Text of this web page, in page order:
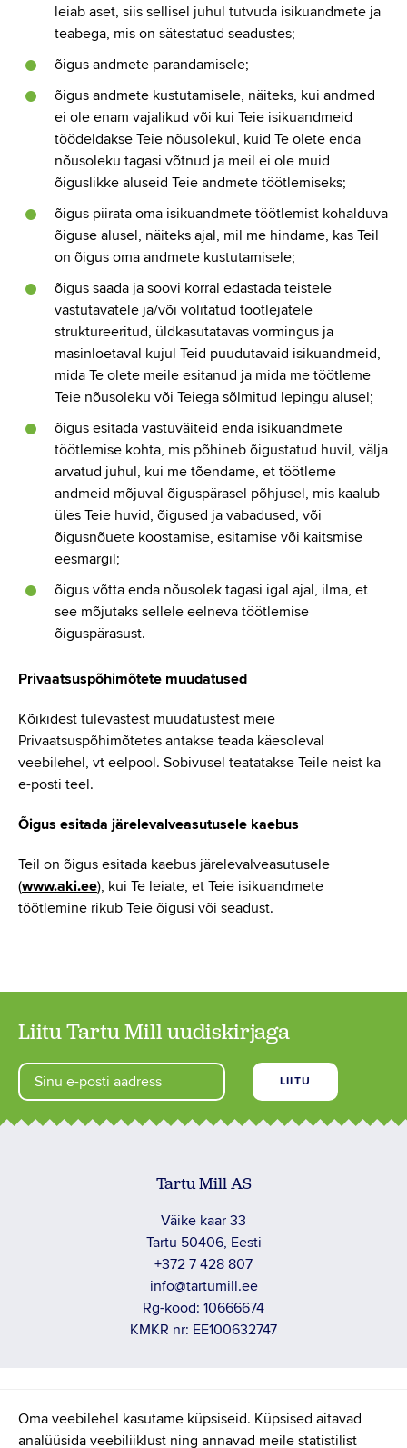
leiab aset, siis sellisel juhul tutvuda isikuandmete ja
teabega, mis on sätestatud seadustes;
õigus andmete parandamisele;
õigus andmete kustutamisele, näiteks, kui andmed
ei ole enam vajalikud või kui Teie isikuandmeid
töödeldakse Teie nõusolekul, kuid Te olete enda
nõusoleku tagasi võtnud ja meil ei ole muid
õiguslikke aluseid Teie andmete töötlemiseks;
õigus piirata oma isikuandmete töötlemist kohalduva
õiguse alusel, näiteks ajal, mil me hindame, kas Teil
on õigus oma andmete kustutamisele;
õigus saada ja soovi korral edastada teistele
vastutavatele ja/või volitatud töötlejatele
struktureeritud, üldkasutatavas vormingus ja
masinloetaval kujul Teid puudutavaid isikuandmeid,
mida Te olete meile esitanud ja mida me töötleme
Teie nõusoleku või Teiega sõlmitud lepingu alusel;
õigus esitada vastuväiteid enda isikuandmete
töötlemise kohta, mis põhineb õigustatud huvil, välja
arvatud juhul, kui me tõendame, et töötleme
andmeid mõjuval õiguspärasel põhjusel, mis kaalub
üles Teie huvid, õigused ja vabadused, või
õigusnõuete koostamise, esitamise või kaitsmise
eesmärgil;
õigus võtta enda nõusolek tagasi igal ajal, ilma, et
see mõjutaks sellele eelneva töötlemise
õiguspärasust.
Privaatsuspõhimõtete muudatused
Kõikidest tulevastest muudatustest meie
Privaatsuspõhimõtetes antakse teada käesoleval
veebilehel, vt eelpool. Sobivusel teatatakse Teile neist ka
e-posti teel.
Õigus esitada järelevalveasutusele kaebus
Teil on õigus esitada kaebus järelevalveasutusele
(www.aki.ee), kui Te leiate, et Teie isikuandmete
töötlemine rikub Teie õigusi või seadust.
Liitu Tartu Mill uudiskirjaga
Tartu Mill AS
Väike kaar 33
Tartu 50406, Eesti
+372 7 428 807
info@tartumill.ee
Rg-kood: 10666674
KMKR nr: EE100632747
TÖÖTAJA TAGASISIDE
Oma veebilehel kasutame küpsiseid. Küpsised aitavad
analüüsida veebiliiklust ning annavad meile statistilist